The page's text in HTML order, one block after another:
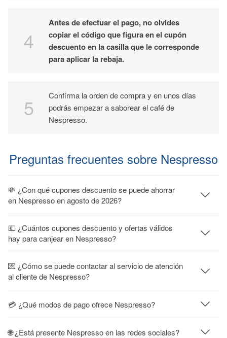
Antes de efectuar el pago, no olvides
copiar el código que figura en el cupón
descuento en la casilla que le corresponde
para aplicar la rebaja.
Confirma la orden de compra y en unos días
podrás empezar a saborear el café de
Nespresso.
Preguntas frecuentes sobre Nespresso
💸 ¿Con qué cupones descuento se puede ahorrar
en Nespresso en agosto de 2026?
💶 ¿Cuántos cupones descuento y ofertas válidos
hay para canjear en Nespresso?
💌 ¿Cómo se puede contactar al servicio de atención
al cliente de Nespresso?
💳 ¿Qué modos de pago ofrece Nespresso?
🌐 ¿Está presente Nespresso en las redes sociales?